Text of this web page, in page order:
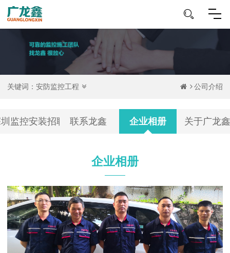
关键词： 安防监控工程 公司介绍
监控安装招聘 联系龙鑫 企业相册 关于广龙鑫
企业相册